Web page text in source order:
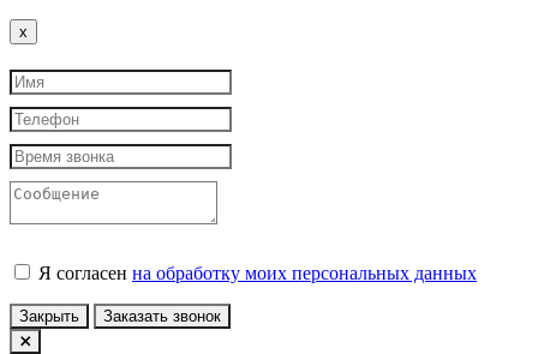
x
Я согласен на обработку моих персональных данных
Закрыть Заказать звонок